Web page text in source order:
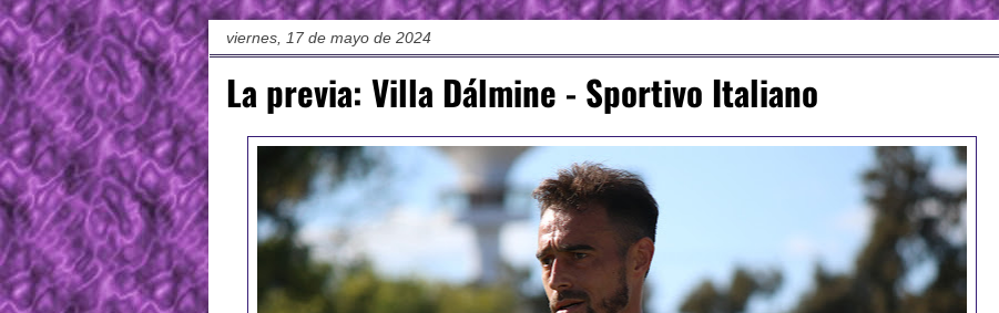
viernes, 17 de mayo de 2024
La previa: Villa Dálmine - Sportivo Italiano